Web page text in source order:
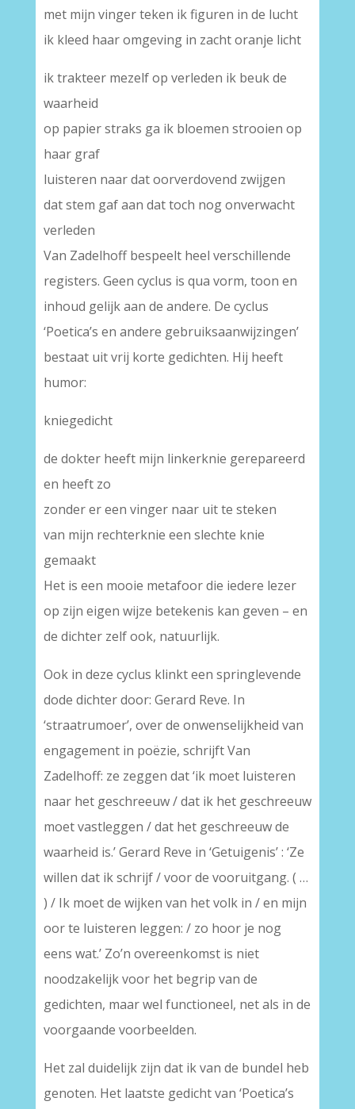
met mijn vinger teken ik figuren in de lucht
ik kleed haar omgeving in zacht oranje licht
ik trakteer mezelf op verleden ik beuk de
waarheid
op papier straks ga ik bloemen strooien op
haar graf
luisteren naar dat oorverdovend zwijgen
dat stem gaf aan dat toch nog onverwacht
verleden
Van Zadelhoff bespeelt heel verschillende
registers. Geen cyclus is qua vorm, toon en
inhoud gelijk aan de andere. De cyclus
‘Poetica’s en andere gebruiksaanwijzingen’
bestaat uit vrij korte gedichten. Hij heeft
humor:
kniegedicht
de dokter heeft mijn linkerknie gerepareerd
en heeft zo
zonder er een vinger naar uit te steken
van mijn rechterknie een slechte knie
gemaakt
Het is een mooie metafoor die iedere lezer
op zijn eigen wijze betekenis kan geven – en
de dichter zelf ook, natuurlijk.
Ook in deze cyclus klinkt een springlevende
dode dichter door: Gerard Reve. In
‘straatrumoer’, over de onwenselijkheid van
engagement in poëzie, schrijft Van
Zadelhoff: ze zeggen dat ‘ik moet luisteren
naar het geschreeuw / dat ik het geschreeuw
moet vastleggen / dat het geschreeuw de
waarheid is.’ Gerard Reve in ‘Getuigenis’ : ‘Ze
willen dat ik schrijf / voor de vooruitgang. ( …
) / Ik moet de wijken van het volk in / en mijn
oor te luisteren leggen: / zo hoor je nog
eens wat.’ Zo’n overeenkomst is niet
noodzakelijk voor het begrip van de
gedichten, maar wel functioneel, net als in de
voorgaande voorbeelden.
Het zal duidelijk zijn dat ik van de bundel heb
genoten. Het laatste gedicht van ‘Poetica’s